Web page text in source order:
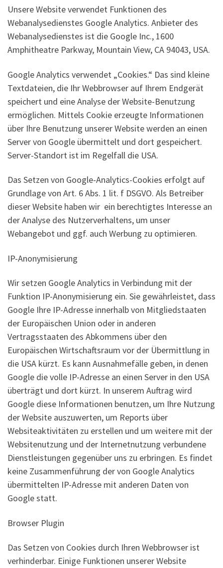
Unsere Website verwendet Funktionen des
Webanalysedienstes Google Analytics. Anbieter des
Webanalysedienstes ist die Google Inc., 1600
Amphitheatre Parkway, Mountain View, CA 94043, USA.
Google Analytics verwendet „Cookies.“ Das sind kleine
Textdateien, die Ihr Webbrowser auf Ihrem Endgerät
speichert und eine Analyse der Website-Benutzung
ermöglichen. Mittels Cookie erzeugte Informationen
über Ihre Benutzung unserer Website werden an einen
Server von Google übermittelt und dort gespeichert.
Server-Standort ist im Regelfall die USA.
Das Setzen von Google-Analytics-Cookies erfolgt auf
Grundlage von Art. 6 Abs. 1 lit. f DSGVO. Als Betreiber
dieser Website haben wir ein berechtigtes Interesse an
der Analyse des Nutzerverhaltens, um unser
Webangebot und ggf. auch Werbung zu optimieren.
IP-Anonymisierung
Wir setzen Google Analytics in Verbindung mit der
Funktion IP-Anonymisierung ein. Sie gewährleistet, dass
Google Ihre IP-Adresse innerhalb von Mitgliedstaaten
der Europäischen Union oder in anderen
Vertragsstaaten des Abkommens über den
Europäischen Wirtschaftsraum vor der Übermittlung in
die USA kürzt. Es kann Ausnahmefälle geben, in denen
Google die volle IP-Adresse an einen Server in den USA
überträgt und dort kürzt. In unserem Auftrag wird
Google diese Informationen benutzen, um Ihre Nutzung
der Website auszuwerten, um Reports über
Websiteaktivitäten zu erstellen und um weitere mit der
Websitenutzung und der Internetnutzung verbundene
Dienstleistungen gegenüber uns zu erbringen. Es findet
keine Zusammenführung der von Google Analytics
übermittelten IP-Adresse mit anderen Daten von
Google statt.
Browser Plugin
Das Setzen von Cookies durch Ihren Webbrowser ist
verhinderbar. Einige Funktionen unserer Website